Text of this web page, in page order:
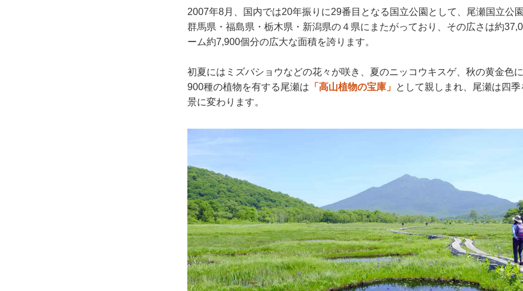
2007年8月、国内では20年振りに29番目となる国立公園として、尾瀬国立公
群馬県・福島県・栃木県・新潟県の４県にまたがっており、その広さは約
ーム約7,900個分の広大な面積を誇ります。
初夏にはミズバショウなどの花々が咲き、夏のニッコウキスゲ、秋の黄金色
900種の植物を有する尾瀬は 「高山植物の宝庫」 として親しまれ、尾瀬は四
景に変わります。